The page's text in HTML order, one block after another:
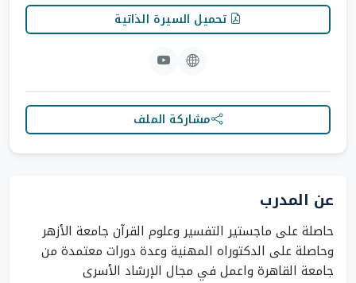
تحميل السيرة الذاتية
مشاركة الملف
عن المدرب
وحاصلة على الدكتوراه المهنية وعدة دورات معتمدة من
جامعة القاهرة واعمل في مجال الإرشاد الأسرى